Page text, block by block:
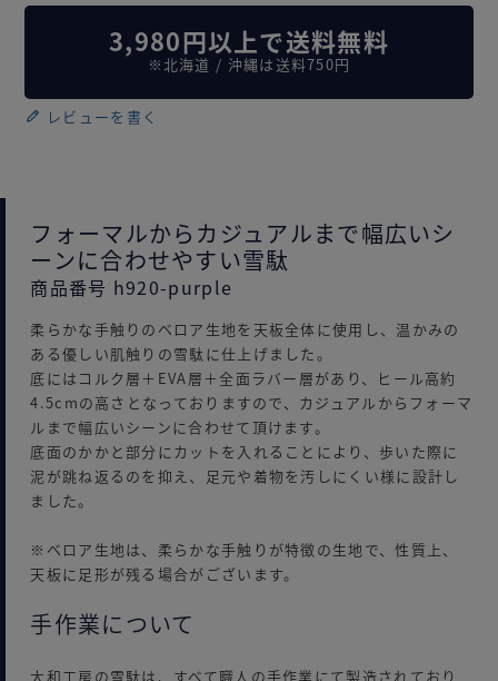
3,980円以上で送料無料
※北海道 / 沖縄は送料750円
レビューを書く
フォーマルからカジュアルまで幅広いシ
ーンに合わせやすい雪駄
商品番号 h920-purple
柔らかな手触りのベロア生地を天板全体に使用し、温かみの
ある優しい肌触りの雪駄に仕上げました。
底にはコルク層＋EVA層＋全面ラバー層があり、ヒール高約
4.5cmの高さとなっておりますので、カジュアルからフォーマ
ルまで幅広いシーンに合わせて頂けます。
底面のかかと部分にカットを入れることにより、歩いた際に
泥が跳ね返るのを抑え、足元や着物を汚しにくい様に設計し
ました。
※ベロア生地は、柔らかな手触りが特徴の生地で、性質上、
天板に足形が残る場合がございます。
手作業について
大和工房の雪駄は、すべて職人の手作業にて製造されており